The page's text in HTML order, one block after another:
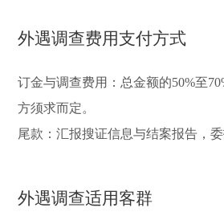
外遇调查费用支付方式
订金与调查费用：总金额的50%至
方须求而定。
尾款：汇报搜证信息与结案报告，
外遇调查适用客群